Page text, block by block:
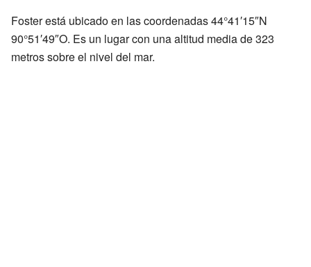
Foster está ubicado en las coordenadas 44°41′15″N
90°51′49″O. Es un lugar con una altitud media de 323
metros sobre el nivel del mar.